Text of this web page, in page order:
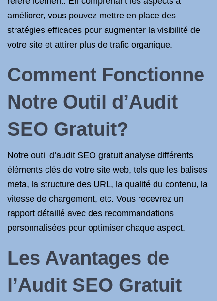
améliorer, vous pouvez mettre en place des
stratégies efficaces pour augmenter la visibilité de
votre site et attirer plus de trafic organique.
Comment Fonctionne
Notre Outil d’Audit
SEO Gratuit?
Notre outil d’audit SEO gratuit analyse différents
éléments clés de votre site web, tels que les balises
meta, la structure des URL, la qualité du contenu, la
vitesse de chargement, etc. Vous recevrez un
rapport détaillé avec des recommandations
personnalisées pour optimiser chaque aspect.
Les Avantages de
l’Audit SEO Gratuit